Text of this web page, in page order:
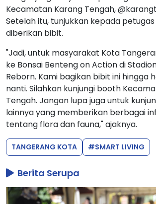
Kecamatan Karang Tengah,
Setelah itu, tunjukkan kepada
diberikan bibit.
"Jadi, untuk masyarakat Kota
ke Bonsai Benteng on Action di
Reborn. Kami bagikan bibit ini hingga
nanti. Silahkan kunjungi booth
Tengah. Jangan lupa juga untuk
lainnya yang memberikan berbagai
tentang flora dan fauna," ajaknya.
TANGERANG KOTA #SMART LIVING
Berita Serupa